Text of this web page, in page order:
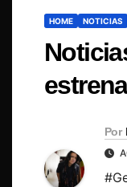
HOME NOTICIAS
Por